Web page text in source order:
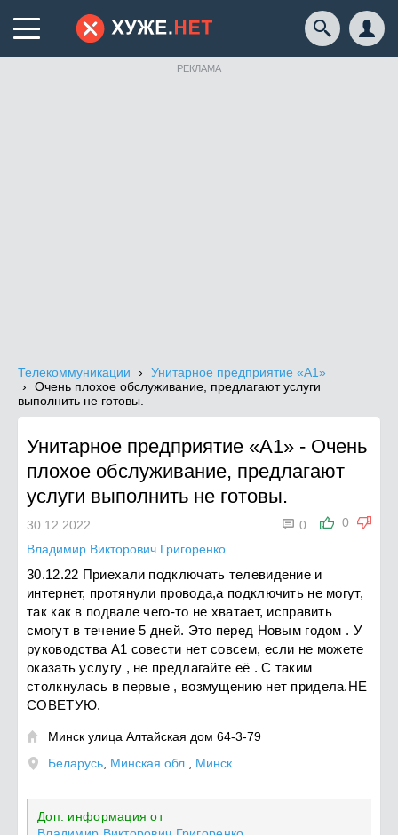
РЕКЛАМА
Телекоммуникации
Унитарное предприятие «А1»
Очень плохое обслуживание, предлагают услуги
выполнить не готовы.
Унитарное предприятие «А1» - Очень
плохое обслуживание, предлагают
услуги выполнить не готовы.
0
 0
30.12.2022
Владимир Викторович Григоренко
30.12.22 Приехали подключать телевидение и
интернет, протянули провода,а подключить не могут,
так как в подвале чего-то не хватает, исправить
смогут в течение 5 дней. Это перед Новым годом . У
руководства А1 совести нет совсем, если не можете
оказать услугу , не предлагайте её . С таким
столкнулась в первые , возмущению нет придела.НЕ
СОВЕТУЮ.

Минск улица Алтайская дом 64-3-79
Беларусь Минская обл. Минск
Доп. информация от